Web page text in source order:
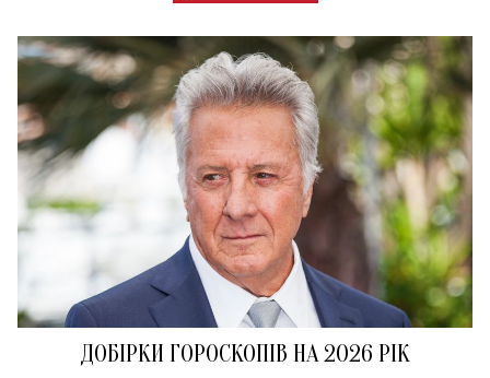
ДОБІРКИ ГОРОСКОПІВ НА 2026 РІК